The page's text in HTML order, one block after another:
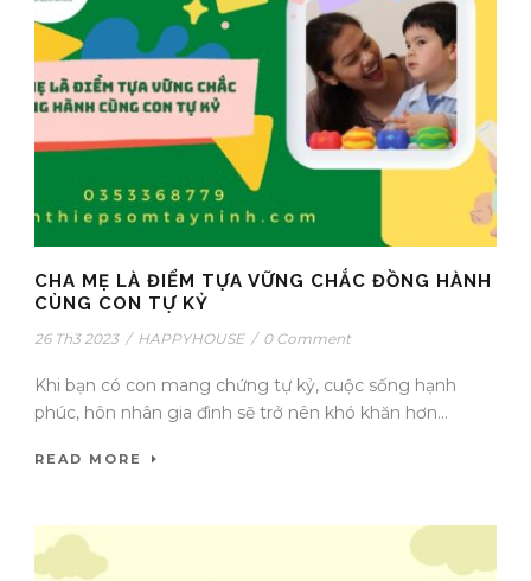
CHA MẸ LÀ ĐIỂM TỰA VỮNG CHẮC ĐỒNG HÀNH
CÙNG CON TỰ KỶ
26 Th3 2023 / HAPPYHOUSE / 0 Comment
Khi bạn có con mang chứng tự kỷ, cuộc sống hạnh
phúc, hôn nhân gia đình sẽ trở nên khó khăn hơn...
READ MORE